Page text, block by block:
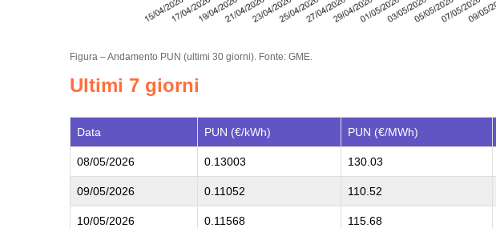
Figura – Andamento PUN (ultimi 30 giorni). Fonte: GME.
Ultimi 7 giorni
Data PUN (€/kWh) PUN (€/MWh)
08/05/2026 0.13003 130.03
09/05/2026 0.11052 110.52
10/05/2026 0.11568 115.68